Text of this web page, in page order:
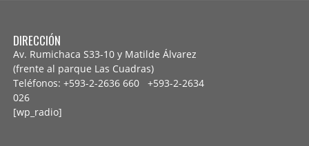
DIRECCIÓN
Av. Rumichaca S33-10 y Matilde Álvarez
(frente al parque Las Cuadras)
Teléfonos: +593-2-2636 660 +593-2-2634
026
[wp_radio]